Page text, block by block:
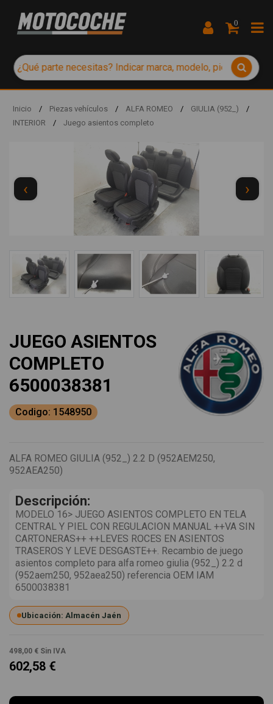
0
Inicio / Piezas vehículos / ALFA ROMEO / GIULIA (952_)
/
INTERIOR
/ Juego asientos completo
‹ ›
JUEGO ASIENTOS
COMPLETO
6500038381
Codigo: 1548950
ALFA ROMEO GIULIA (952_) 2.2 D (952AEM250,
952AEA250)
Descripción:
MODELO 16> JUEGO ASIENTOS COMPLETO EN TELA
CENTRAL Y PIEL CON REGULACION MANUAL ++VA SIN
CARTONERAS++ ++LEVES ROCES EN ASIENTOS
TRASEROS Y LEVE DESGASTE++. Recambio de juego
asientos completo para alfa romeo giulia (952_) 2.2 d
(952aem250, 952aea250) referencia OEM IAM
6500038381
Ubicación: Almacén Jaén
498,00 € Sin IVA
602,58 €